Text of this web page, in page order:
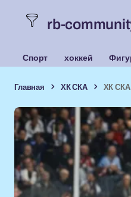
rb-
Спорт хоккей
Главная ХК СКА ХК СКА